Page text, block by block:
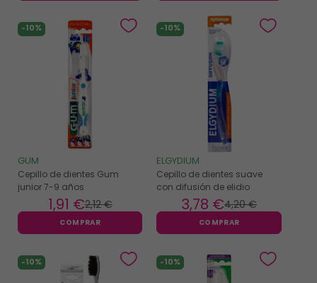
-10%
GUM
Cepillo de dientes Gum
junior 7-9 años
2,12 €
1,91 €
COMPRAR
-10%
ELGYDIUM
Cepillo de dientes suave
con difusión de elidio
4,20 €
3,78 €
COMPRAR
-10% -10%